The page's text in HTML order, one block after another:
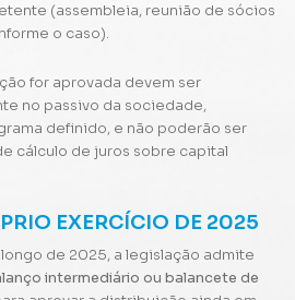
(assembleia, reunião de sócios
o caso).
for aprovada devem ser
no passivo da sociedade,
definido, e não poderão ser
cálculo de juros sobre capital
EXERCÍCIO DE 2025
de 2025, a legislação admite
intermediário ou balancete de